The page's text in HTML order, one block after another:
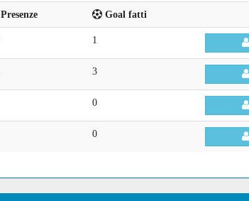
Presenze Goal fatti
1
3
0
0